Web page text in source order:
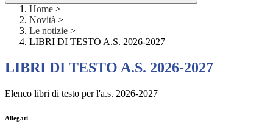
Home >
Novità >
Le notizie >
LIBRI DI TESTO A.S. 2026-2027
LIBRI DI TESTO A.S. 2026-2027
Elenco libri di testo per l'a.s. 2026-2027
Allegati